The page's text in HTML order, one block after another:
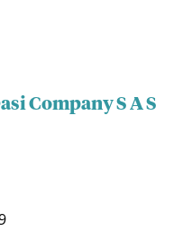
Company S A S